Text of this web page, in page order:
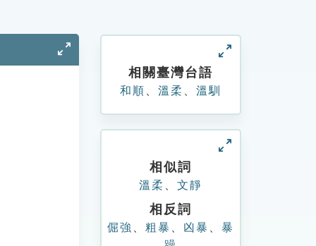
相關臺灣台語
和順 溫柔 溫馴
相似詞
溫柔 文靜
相反詞
倔強 粗暴 凶暴
暴